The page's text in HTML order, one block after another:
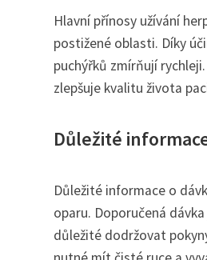
Hlavní přínosy užívání
postižené oblasti. Díky
puchýřků zmírňují
zlepšuje kvalitu života
Důležité
Důležité informace o
oparu. Doporučená
důležité dodržovat